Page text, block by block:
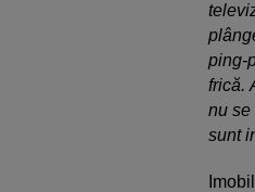
ping-
frică.
nu se
sunt